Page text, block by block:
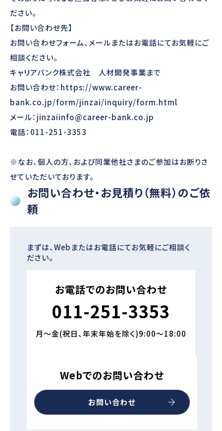
ださい。
【お問い合わせ先】
お問い合わせフォーム、メールまたはお電話にてお気軽にご
相談ください。
キャリアバンク株式会社 人材開発事業まで
お問い合わせ： https://www.career-
bank.co.jp/form/jinzai/inquiry/form.html
メール： jinzaiinfo@career-bank.co.jp
電話：011-251-3353
※なお、個人の方、および同業他社さまのご参加はお断りさ
せていただいております。
お問い合わせ・お見積り（無料）のご依
頼
まずは、Webまたはお電話にてお気軽にご相談く
ださい。
お電話でのお問い合わせ
011-251-3353
月～金(祝日、年末年始を除く)9:00～18:00
Webでのお問い合わせ
お問い合わせ